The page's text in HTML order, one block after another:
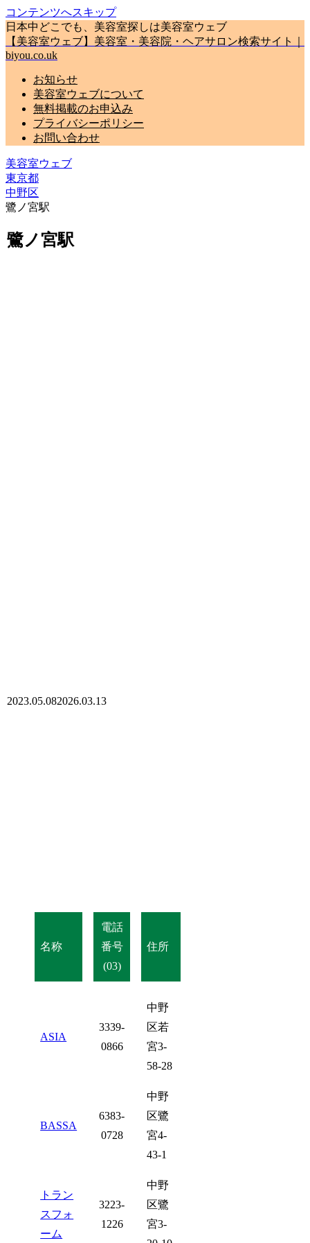
コンテンツへスキップ
日本中どこでも、美容室探しは美容室ウェブ
【美容室ウェブ】美容室・美容院・ヘアサロン検索サイト｜
biyou.co.uk
お知らせ
美容室ウェブについて
無料掲載のお申込み
プライバシーポリシー
お問い合わせ
美容室ウェブ
東京都
中野区
鷺ノ宮駅
鷺ノ宮駅
2023.05.082026.03.13
名称
電話
番号
(03)
住所
ASIA
3339-
0866
中野
区若
宮3-
58-28
BASSA
6383-
0728
中野
区鷺
宮4-
43-1
トラン
スフォ
ーム
3223-
1226
中野
区鷺
宮3-